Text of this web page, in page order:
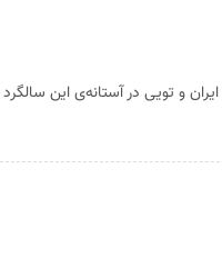
و تویی در آستانه‌ی این سالگرد